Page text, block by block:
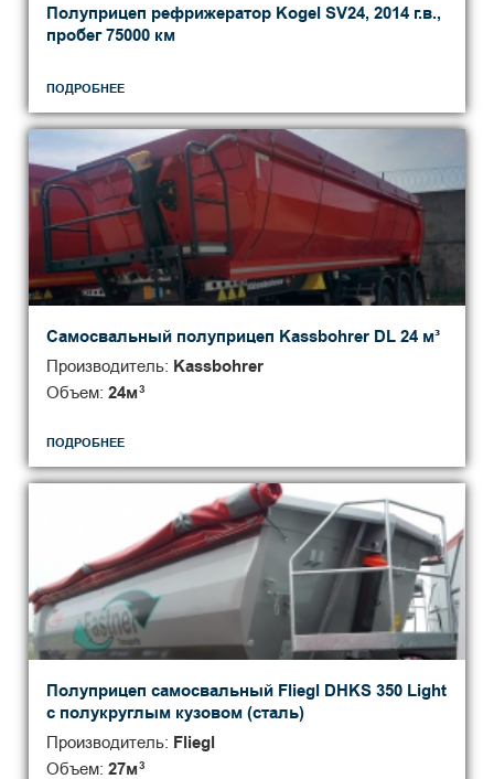
Полуприцеп рефрижератор Kogel SV24, 2014 г.в.,
пробег 75000 км
ПОДРОБНЕЕ
Самосвальный полуприцеп Kassbohrer DL 24 м³
Производитель: Kassbohrer
Объем: 24м3
ПОДРОБНЕЕ
Полуприцеп самосвальный Fliegl DHKS 350 Light
с полукруглым кузовом (сталь)
Производитель: Fliegl
Объем: 27м3